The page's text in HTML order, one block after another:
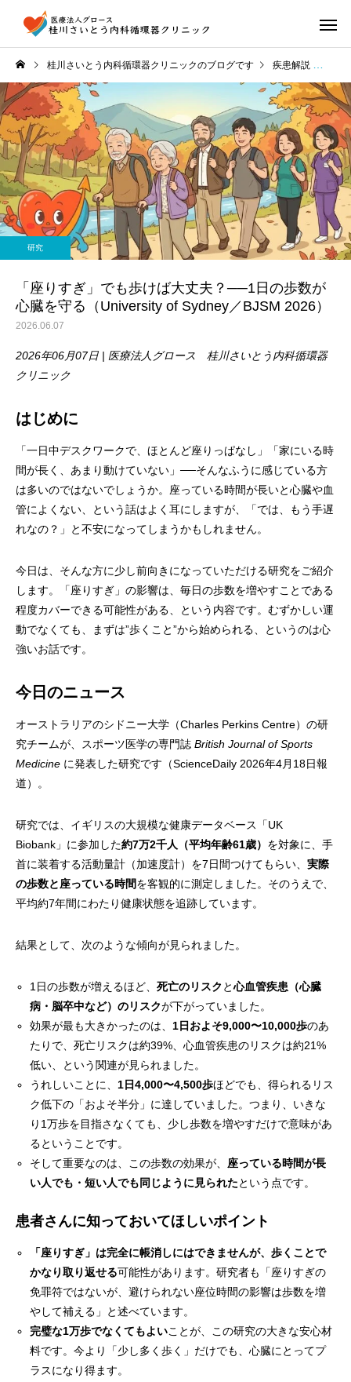
桂川さいとう内科循環器クリニックのブログです 疾患解説
研究
「座りすぎ」でも歩けば大丈夫？──1日の歩数が
心臓を守る（University of Sydney／BJSM 2026）
2026.06.07
2026年06月07日 | 医療法人グロース 桂川さいとう内科循環器
クリニック
はじめに
「一日中デスクワークで、ほとんど座りっぱなし」「家にいる時
間が長く、あまり動けていない」──そんなふうに感じている方
は多いのではないでしょうか。座っている時間が長いと心臓や血
管によくない、という話はよく耳にしますが、「では、もう手遅
れなの？」と不安になってしまうかもしれません。
今日は、そんな方に少し前向きになっていただける研究をご紹介
します。「座りすぎ」の影響は、毎日の歩数を増やすことである
程度カバーできる可能性がある、という内容です。むずかしい運
動でなくても、まずは”歩くこと”から始められる、というのは心
強いお話です。
今日のニュース
オーストラリアのシドニー大学（Charles Perkins Centre）の研
究チームが、スポーツ医学の専門誌 British Journal of Sports
Medicine に発表した研究です（ScienceDaily 2026年4月18日報
道）。
研究では、イギリスの大規模な健康データベース「UK
Biobank」に参加した約7万2千人（平均年齢61歳） を対象に、手
首に装着する活動量計（加速度計）を7日間つけてもらい、 実際
の歩数と座っている時間を客観的に測定しました。そのうえで、
平均約7年間にわたり健康状態を追跡しています。
結果として、次のような傾向が見られました。
1日の歩数が増えるほど、死亡のリスク と心血管疾患（心臓
病・脳卒中など）のリスクが下がっていました。
効果が最も大きかったのは、 1日およそ9,000〜10,000歩のあ
たりで、死亡リスクは約39%、心血管疾患のリスクは約21%
低い、という関連が見られました。
うれしいことに、 1日4,000〜4,500歩ほどでも、得られるリス
ク低下の「およそ半分」に達していました。つまり、いきな
り1万歩を目指さなくても、少し歩数を増やすだけで意味があ
るということです。
そして重要なのは、この歩数の効果が、 座っている時間が長
い人でも・短い人でも同じように見られたという点です。
患者さんに知っておいてほしいポイント
「座りすぎ」は完全に帳消しにはできませんが、歩くことで
かなり取り返せる可能性があります。研究者も「座りすぎの
免罪符ではないが、避けられない座位時間の影響は歩数を増
やして補える」と述べています。
完璧な1万歩でなくてもよいことが、この研究の大きな安心材
料です。今より「少し多く歩く」だけでも、心臓にとってプ
ラスになり得ます。